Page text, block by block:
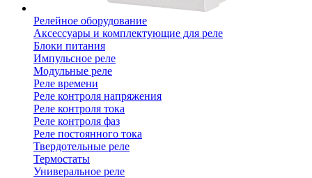
Релейное оборудование
Аксессуары и комплектующие для реле
Блоки питания
Импульсное реле
Модульные реле
Реле времени
Реле контроля напряжения
Реле контроля тока
Реле контроля фаз
Реле постоянного тока
Твердотельные реле
Термостаты
Универальное реле